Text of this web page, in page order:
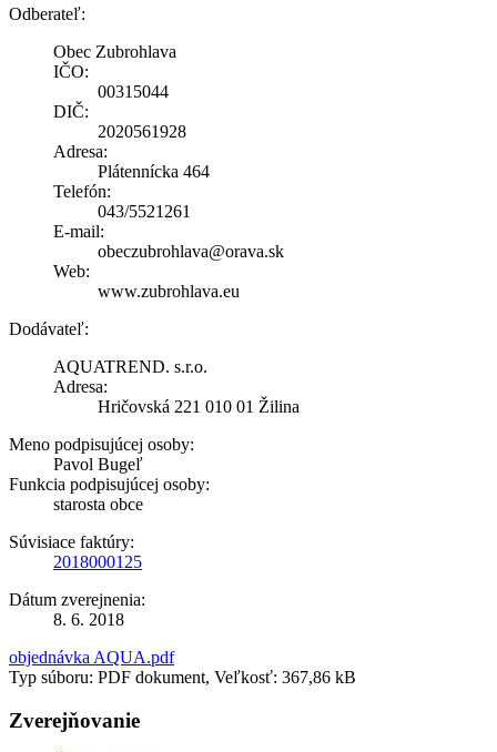
Odberateľ:
Obec Zubrohlava
IČO:
00315044
DIČ:
2020561928
Adresa:
Plátennícka 464
Telefón:
043/5521261
E-mail:
obeczubrohlava@orava.sk
Web:
www.zubrohlava.eu
Dodávateľ:
AQUATREND. s.r.o.
Adresa:
Hričovská 221 010 01 Žilina
Meno podpisujúcej osoby:
Pavol Bugeľ
Funkcia podpisujúcej osoby:
starosta obce
Súvisiace faktúry:
2018000125
Dátum zverejnenia:
8. 6. 2018
objednávka AQUA.pdf
Typ súboru: PDF dokument, Veľkosť: 367,86 kB
Zverejňovanie